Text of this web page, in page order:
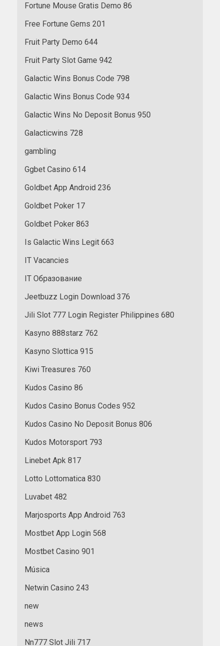
Fortune Mouse Gratis Demo 86
Free Fortune Gems 201
Fruit Party Demo 644
Fruit Party Slot Game 942
Galactic Wins Bonus Code 798
Galactic Wins Bonus Code 934
Galactic Wins No Deposit Bonus 950
Galacticwins 728
gambling
Ggbet Casino 614
Goldbet App Android 236
Goldbet Poker 17
Goldbet Poker 863
Is Galactic Wins Legit 663
IT Vacancies
IT Образование
Jeetbuzz Login Download 376
Jili Slot 777 Login Register Philippines 680
Kasyno 888starz 762
Kasyno Slottica 915
Kiwi Treasures 760
Kudos Casino 86
Kudos Casino Bonus Codes 952
Kudos Casino No Deposit Bonus 806
Kudos Motorsport 793
Linebet Apk 817
Lotto Lottomatica 830
Luvabet 482
Marjosports App Android 763
Mostbet App Login 568
Mostbet Casino 901
Música
Netwin Casino 243
new
news
Nn777 Slot Jili 717